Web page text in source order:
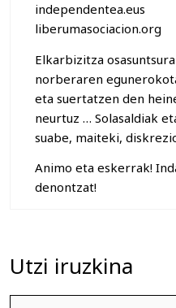
independentea.eus
liberumasociacion.org
Elkarbizitza
norberaren
eta suertatzen den
neurtuz … Solasaldiak
suabe, maiteki,
Animo eta eskerrak!
denontzat!
Utzi iruzkina